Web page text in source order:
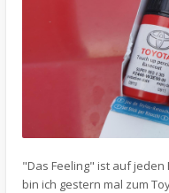
"Das Feeling" ist auf jeden
bin ich gestern mal zum